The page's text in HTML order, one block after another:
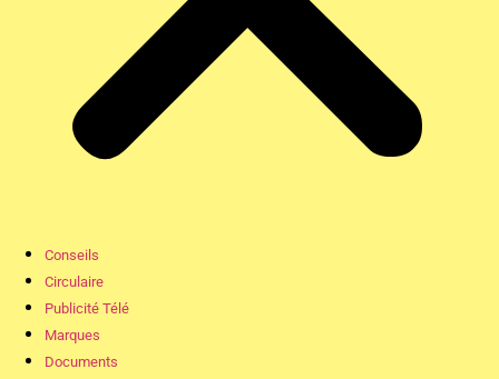
Conseils
Circulaire
Publicité Télé
Marques
Documents